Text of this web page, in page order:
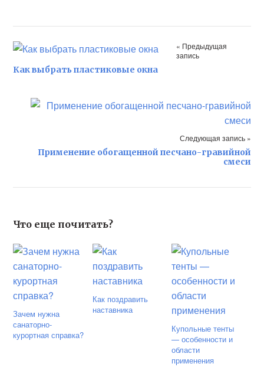
« Предыдущая
запись
Как выбрать пластиковые окна
Следующая запись »
Применение обогащенной песчано-гравийной
смеси
Что еще почитать?
Зачем нужна
санаторно-
курортная справка?
Как поздравить
наставника
Купольные тенты
— особенности и
области
применения